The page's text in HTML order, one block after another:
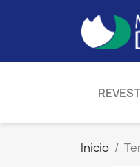
Inicio